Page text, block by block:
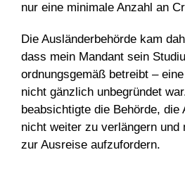
nur eine minimale Anzahl an
Die Ausländerbehörde kam
dass mein Mandant sein
ordnungsgemäß betreibt –
nicht gänzlich unbegründet
beabsichtigte die Behörde, die
nicht weiter zu verlängern und
zur Ausreise aufzufordern.